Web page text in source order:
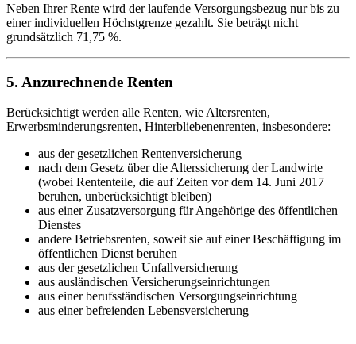
Neben Ihrer Rente wird der laufende Versorgungsbezug nur bis zu
einer individuellen Höchstgrenze gezahlt. Sie beträgt nicht
grundsätzlich 71,75 %.
5. Anzurechnende Renten
Berücksichtigt werden alle Renten, wie Altersrenten,
Erwerbsminderungsrenten, Hinterbliebenenrenten, insbesondere:
aus der gesetzlichen Rentenversicherung
nach dem Gesetz über die Alterssicherung der Landwirte
(wobei Rententeile, die auf Zeiten vor dem 14. Juni 2017
beruhen, unberücksichtigt bleiben)
aus einer Zusatzversorgung für Angehörige des öffentlichen
Dienstes
andere Betriebsrenten, soweit sie auf einer Beschäftigung im
öffentlichen Dienst beruhen
aus der gesetzlichen Unfallversicherung
aus ausländischen Versicherungseinrichtungen
aus einer berufsständischen Versorgungseinrichtung
aus einer befreienden Lebensversicherung